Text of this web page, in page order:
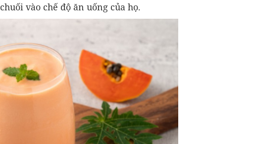
vào chế độ ăn uống của họ.